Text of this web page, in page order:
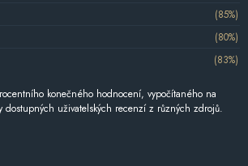
(85%)
(80%)
(83%)
konečného hodnocení, vypočítaného na
dostupných uživatelských recenzí z různých zdrojů.